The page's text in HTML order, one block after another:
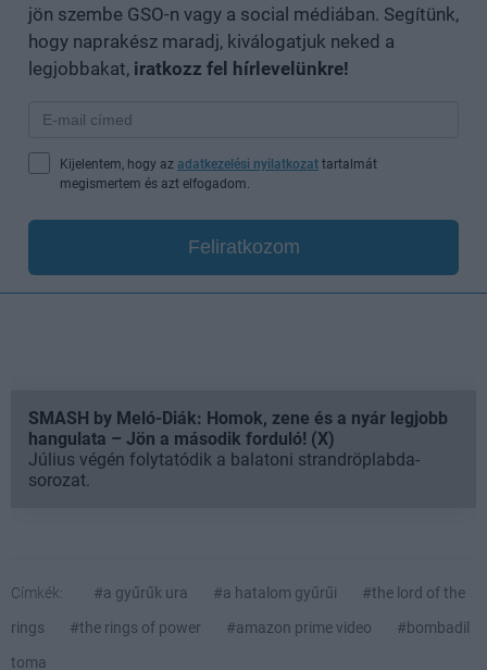
jön szembe GSO-n vagy a social médiában. Segítünk,
hogy naprakész maradj, kiválogatjuk neked a
legjobbakat, iratkozz fel hírlevelünkre!
Kijelentem, hogy az adatkezelési nyilatkozat tartalmát
megismertem és azt elfogadom.
Feliratkozom
SMASH by Meló-Diák: Homok, zene és a nyár legjobb
hangulata – Jön a második forduló! (X)
Július végén folytatódik a balatoni strandröplabda-
sorozat.
Címkék: #a gyűrűk ura #a hatalom gyűrűi
#the lord of the
rings
#the rings of power #amazon prime video
#bombadil
toma